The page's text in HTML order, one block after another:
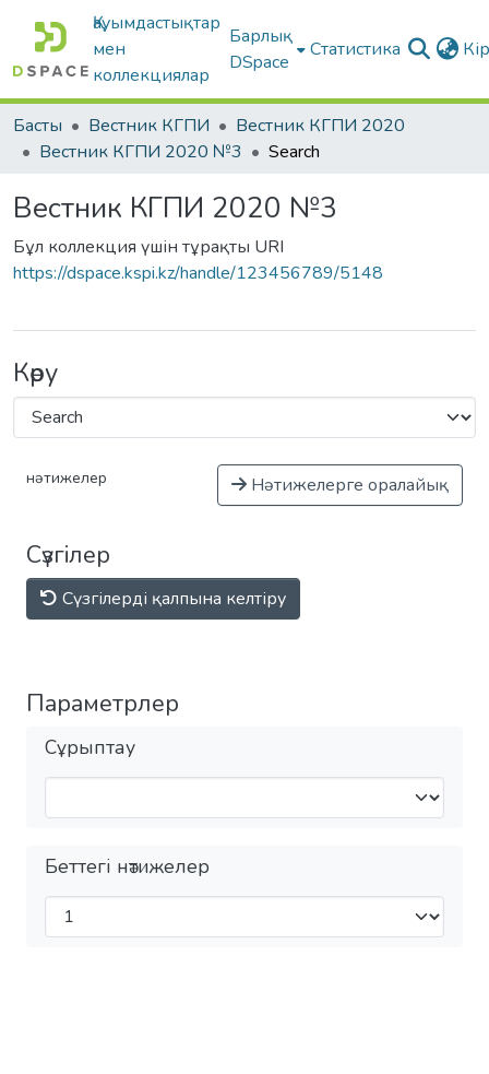
Қауымдастықтар
мен
коллекциялар
Барлық
DSpace
Статистика
Басты Вестник КГПИ
Вестник КГПИ 2020
Вестник КГПИ 2020 №3
Search
Вестник КГПИ 2020 №3
Бұл коллекция үшін тұрақты URI
https://dspace.kspi.kz/handle/123456789/5148
Көру
нәтижелер Нәтижелерге оралайық
Сүзгілер
Сүзгілерді қалпына келтіру
Параметрлер
Сұрыптау
Беттегі нәтижелер